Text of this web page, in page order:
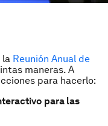
la Reunión Anual de
maneras. A
para hacerlo:
para las